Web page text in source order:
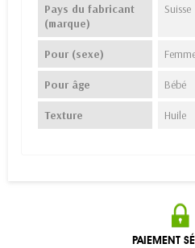
Pays du fabricant
(marque)
Suisse
Pour (sexe)
Pour âge Bébé
Texture Huile
PAIEMENT